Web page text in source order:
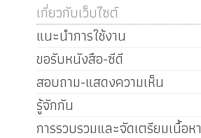
เกี่ยวกับเว็บไซต์
แนะนำการใช้งาน
ขอรับหนังสือ-ซีดี
สอบถาม-แสดงความเห็น
รู้จักกัน
การรวบรวมและจัดเตรียมเนื้อหา